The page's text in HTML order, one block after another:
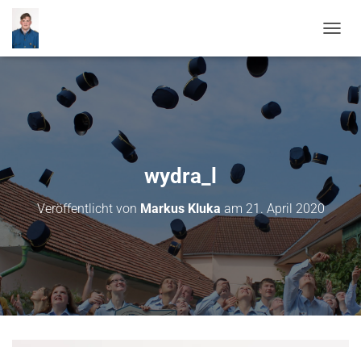
A
N
U
M
H
A
L
T
E
wydra_l
Veröffentlicht von Markus Kluka am 21. April 2020